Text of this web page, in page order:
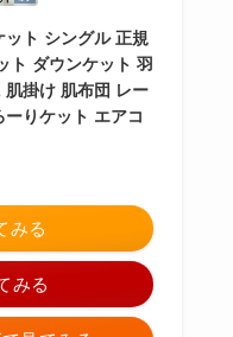
ト シングル 正規
ト ダウンケット 羽
掛け 肌布団 レー
りケット エアコ
みる
みる